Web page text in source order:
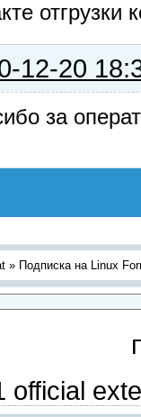
отгрузки
12-20
за
» Подписка на Linux
official